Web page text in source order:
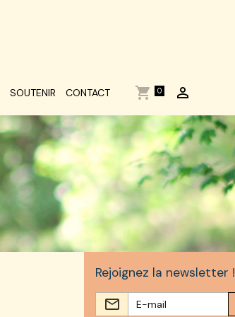
SOUTENIR CONTACT 0
Rejoignez la newsletter !